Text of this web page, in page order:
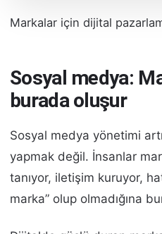
Markalar için dijital
Sosyal medya:
burada oluşur
Sosyal medya yönetimi
yapmak değil. İnsanlar
tanıyor, iletişim kuruyor,
marka” olup olmadığına